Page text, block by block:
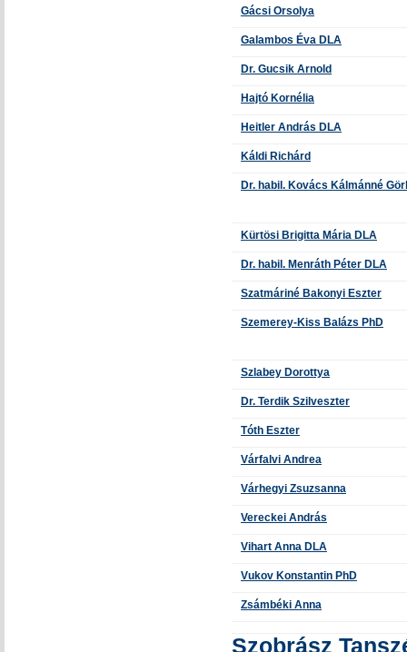
Gácsi Orsolya
Galambos Éva DLA
Dr. Gucsik Arnold
Hajtó Kornélia
Heitler András DLA
Káldi Richárd
Dr. habil. Kovács Kálmánné
Kürtösi Brigitta Mária DLA
Dr. habil. Menráth Péter DLA
Szatmáriné Bakonyi Eszter
Szemerey-Kiss Balázs PhD
Szlabey Dorottya
Dr. Terdik Szilveszter
Tóth Eszter
Várfalvi Andrea
Várhegyi Zsuzsanna
Vereckei András
Vihart Anna DLA
Vukov Konstantin PhD
Zsámbéki Anna
Szobrász